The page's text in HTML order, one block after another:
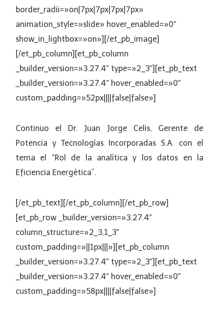
border_radii=»on|7px|7px|7px|7px»
animation_style=»slide» hover_enabled=»0″
show_in_lightbox=»on»][/et_pb_image]
[/et_pb_column][et_pb_column
_builder_version=»3.27.4″ type=»2_3″][et_pb_text
_builder_version=»3.27.4″ hover_enabled=»0″
custom_padding=»52px||||false|false»]
Continuo el Dr. Juan Jorge Celis, Gerente de
Potencia y Tecnologías Incorporadas S.A. con el
tema el “Rol de la analítica y los datos en la
Eficiencia Energética”.
[/et_pb_text][/et_pb_column][/et_pb_row]
[et_pb_row _builder_version=»3.27.4″
column_structure=»2_3,1_3″
custom_padding=»||1px|||»][et_pb_column
_builder_version=»3.27.4″ type=»2_3″][et_pb_text
_builder_version=»3.27.4″ hover_enabled=»0″
custom_padding=»58px||||false|false»]